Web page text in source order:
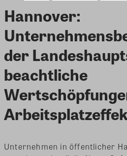
Hannover:
der
beachtliche
Unternehmen in öffentlicher